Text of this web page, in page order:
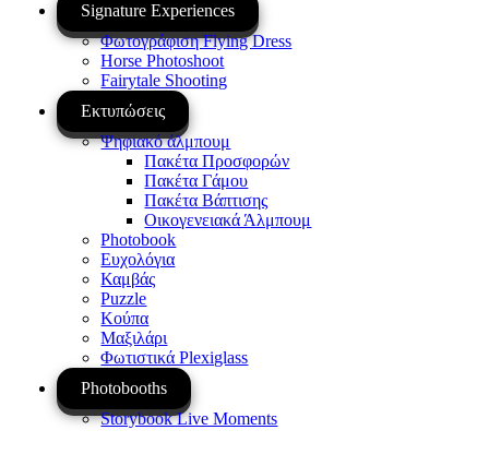
Signature Experiences
Φωτογράφιση Flying Dress
Horse Photoshoot
Fairytale Shooting
Εκτυπώσεις
Ψηφιακό άλμπουμ
Πακέτα Προσφορών
Πακέτα Γάμου
Πακέτα Βάπτισης
Οικογενειακά Άλμπουμ
Photobook
Ευχολόγια
Καμβάς
Puzzle
Κούπα
Μαξιλάρι
Φωτιστικά Plexiglass
Photobooths
Storybook Live Moments